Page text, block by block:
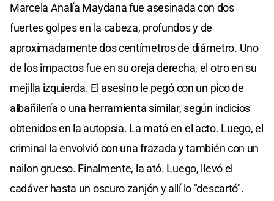
Marcela Analía Maydana fue asesinada con dos
fuertes golpes en la cabeza, profundos y de
aproximadamente dos centímetros de diámetro. Uno
de los impactos fue en su oreja derecha, el otro en su
mejilla izquierda. El asesino le pegó con un pico de
albañilería o una herramienta similar, según indicios
obtenidos en la autopsia. La mató en el acto. Luego, el
criminal la envolvió con una frazada y también con un
nailon grueso. Finalmente, la ató. Luego, llevó el
cadáver hasta un oscuro zanjón y allí lo "descartó".